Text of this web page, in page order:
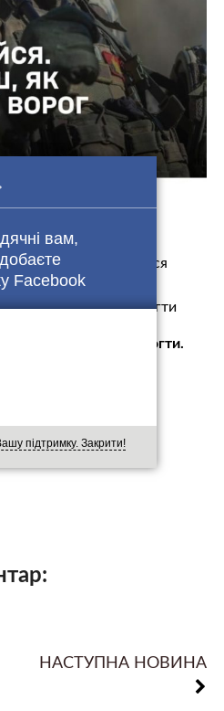
вам,
Facebook
підтримку. Закрити!
чужий кордон.
зовсім не лишилося
Сил! Обирай перемогти
Сил! Обирай перемогти.
НАСТУПНА НОВИНА